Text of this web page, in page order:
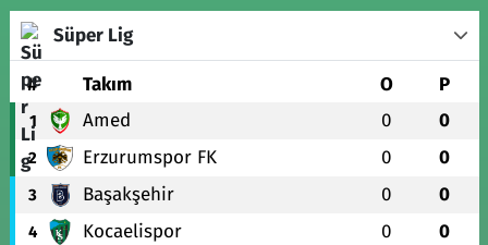
Süper Lig
# Takım O P
1 Amed 0 0
2 Erzurumspor FK 0 0
3 Başakşehir 0 0
4 Kocaelispor 0 0